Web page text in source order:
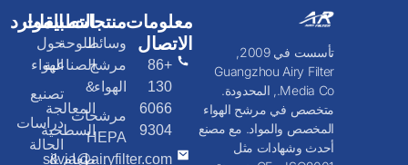
Guangzhou Airy Filter
Media Co., المحدودة.
متخصص في مرشح الهواء
المخصص والمواد. مع مصنع
أحدث وشهادات مثل
منتجات
وسائط
مرشح
الهواء
مرشحات
HEPA
التطبيقات
اللوحة
الصناعية
&
المعالجة
السطحية
طعام &
الموارد
حول
الهواء
تصنيع
دراسات
الحالة
معلومات
الاتصال
+86
130
6066
9304
silvia@airyfilter.com